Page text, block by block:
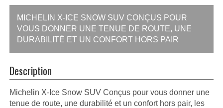
MICHELIN X-ICE SNOW SUV CONÇUS POUR
VOUS DONNER UNE TENUE DE ROUTE, UNE
DURABILITÉ ET UN CONFORT HORS PAIR
Description
Michelin X-Ice Snow SUV Conçus pour vous donner une
tenue de route, une durabilité et un confort hors pair, les